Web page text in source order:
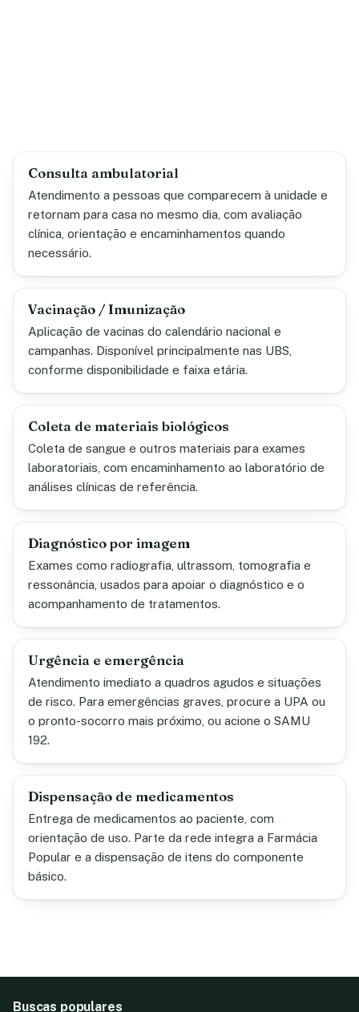
Consulta ambulatorial
Atendimento a pessoas que comparecem à unidade e
retornam para casa no mesmo dia, com avaliação
clínica, orientação e encaminhamentos quando
necessário.
Vacinação / Imunização
Aplicação de vacinas do calendário nacional e
campanhas. Disponível principalmente nas UBS,
conforme disponibilidade e faixa etária.
Coleta de materiais biológicos
Coleta de sangue e outros materiais para exames
laboratoriais, com encaminhamento ao laboratório de
análises clínicas de referência.
Diagnóstico por imagem
Exames como radiografia, ultrassom, tomografia e
ressonância, usados para apoiar o diagnóstico e o
acompanhamento de tratamentos.
Urgência e emergência
Atendimento imediato a quadros agudos e situações
de risco. Para emergências graves, procure a UPA ou
o pronto-socorro mais próximo, ou acione o SAMU
192.
Dispensação de medicamentos
Entrega de medicamentos ao paciente, com
orientação de uso. Parte da rede integra a Farmácia
Popular e a dispensação de itens do componente
básico.
Buscas populares